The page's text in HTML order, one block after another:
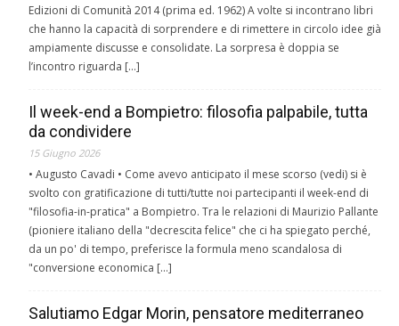
Edizioni di Comunità 2014 (prima ed. 1962) A volte si incontrano libri
che hanno la capacità di sorprendere e di rimettere in circolo idee già
ampiamente discusse e consolidate. La sorpresa è doppia se
l’incontro riguarda […]
Il week-end a Bompietro: filosofia palpabile, tutta
da condividere
15 Giugno 2026
• Augusto Cavadi • Come avevo anticipato il mese scorso (vedi) si è
svolto con gratificazione di tutti/tutte noi partecipanti il week-end di
"filosofia-in-pratica" a Bompietro. Tra le relazioni di Maurizio Pallante
(pioniere italiano della "decrescita felice" che ci ha spiegato perché,
da un po' di tempo, preferisce la formula meno scandalosa di
"conversione economica […]
Salutiamo Edgar Morin, pensatore mediterraneo